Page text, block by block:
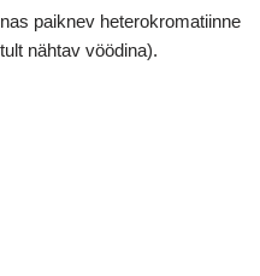
paiknev heterokromatiinne
nähtav vöödina).